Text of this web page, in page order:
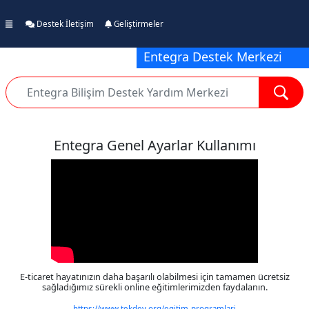
Destek İletişim Geliştirmeler
Entegra Destek Merkezi
Entegra Genel Ayarlar Kullanımı
E-ticaret hayatınızın daha başarılı olabilmesi için tamamen ücretsiz
sağladığımız sürekli online eğitimlerimizden faydalanın.